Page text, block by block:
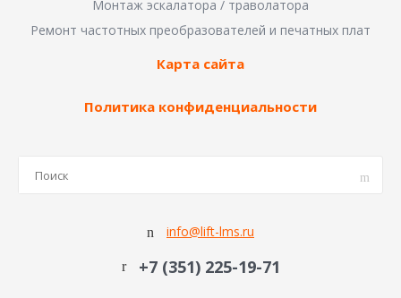
Монтаж эскалатора / траволатора
Ремонт частотных преобразователей и печатных плат
Карта сайта
Политика конфиденциальности
info@lift-lms.ru
+7 (351) 225-19-71